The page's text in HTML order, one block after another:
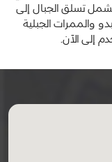
تشمل تسلق الجبال إلى
والممرات الجبلية
إلى الآن.